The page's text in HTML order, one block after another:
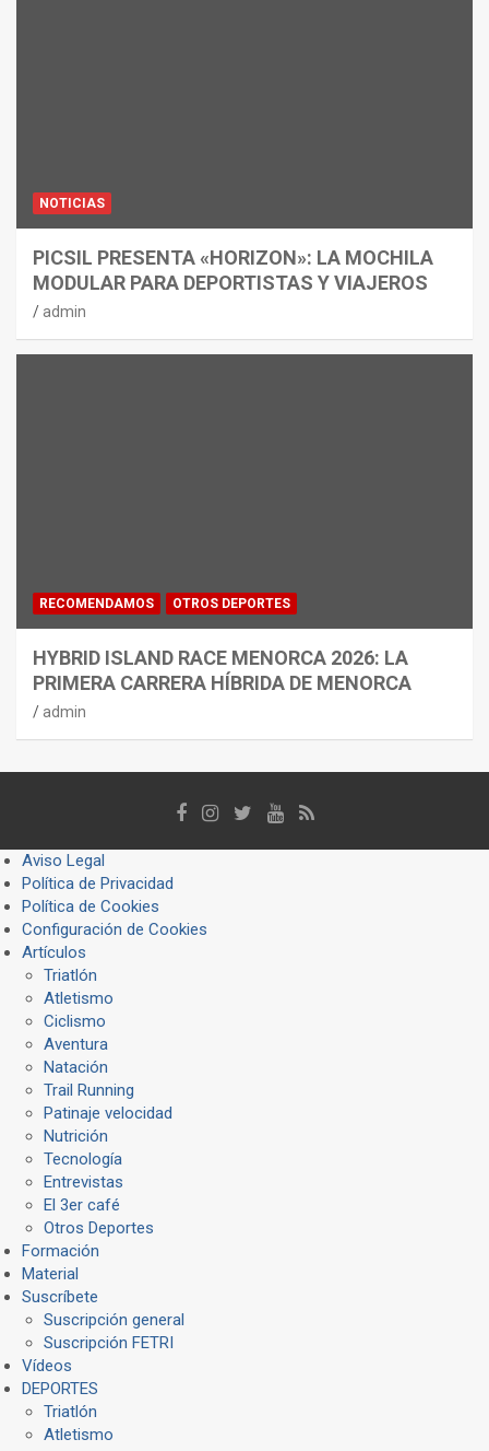
NOTICIAS
PICSIL PRESENTA «HORIZON»: LA MOCHILA
MODULAR PARA DEPORTISTAS Y VIAJEROS
admin
RECOMENDAMOS OTROS DEPORTES
HYBRID ISLAND RACE MENORCA 2026: LA
PRIMERA CARRERA HÍBRIDA DE MENORCA
admin
Aviso Legal
Política de Privacidad
Política de Cookies
Configuración de Cookies
Artículos
Triatlón
Atletismo
Ciclismo
Aventura
Natación
Trail Running
Patinaje velocidad
Nutrición
Tecnología
Entrevistas
El 3er café
Otros Deportes
Formación
Material
Suscríbete
Suscripción general
Suscripción FETRI
Vídeos
DEPORTES
Triatlón
Atletismo